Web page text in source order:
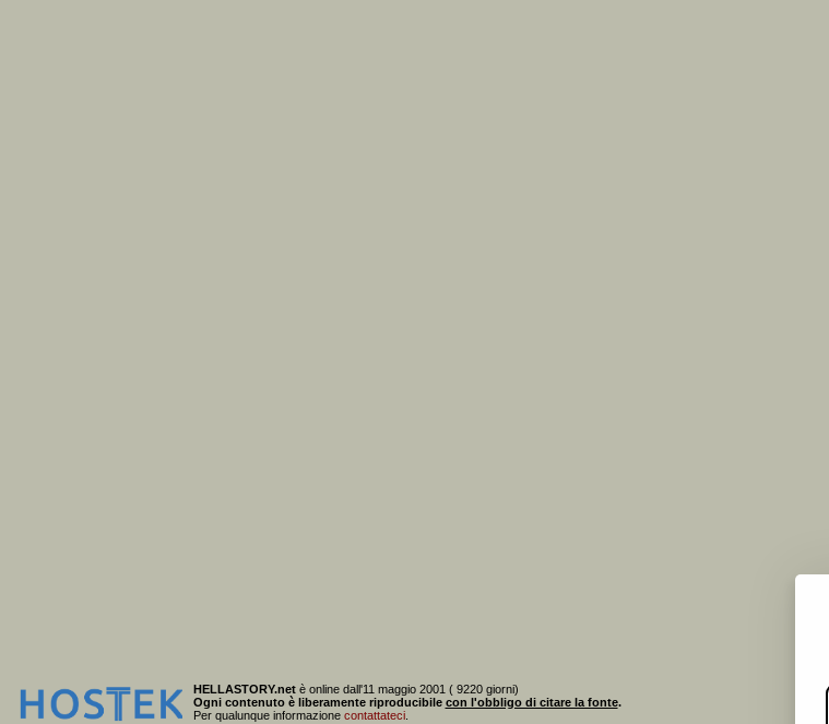
HELLASTORY.netè online dall'11 maggio 2001 ( 9220 giorni)
Ogni contenuto è liberamente riproducibile con l'obbligo di citare la fonte.
Per qualunque informazione contattateci.